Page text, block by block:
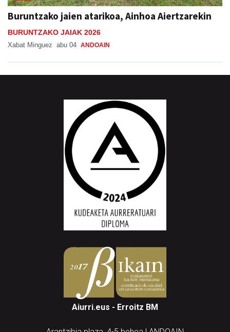
Buruntzako jaien atarikoa, Ainhoa Aiertzarekin
BURUNTZAKO JAIAK 2026
Xabat Minguez abu 04 ANDOAIN
Aiurri.eus - Erroitz BM